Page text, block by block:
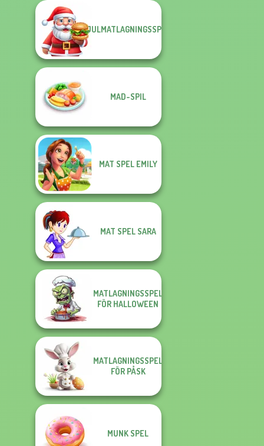
JULMATLAGNINGSSPEL
MAD-SPIL
MAT SPEL EMILY
MAT SPEL SARA
MATLAGNINGSSPEL
FÖR HALLOWEEN
MATLAGNINGSSPEL
FÖR PÅSK
MUNK SPEL